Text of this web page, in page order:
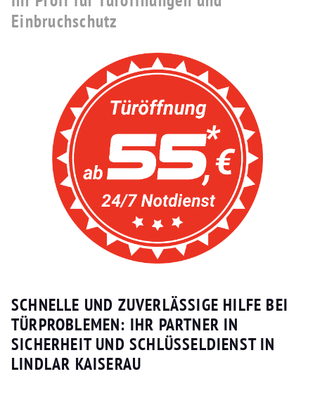
Einbruchschutz
SCHNELLE UND ZUVERLÄSSIGE HILFE BEI
TÜRPROBLEMEN: IHR PARTNER IN
SICHERHEIT UND SCHLÜSSELDIENST IN
LINDLAR KAISERAU